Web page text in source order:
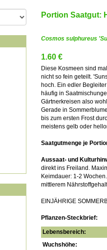
Portion Saatgut:
Cosmos sulphureus
1.60 €
Diese Kosmeen sind
nicht so fein geteilt.
hoch. Ein edler
häufig in
Gärtnerkreisen also
Gerade in
bis zum ersten Frost
meistens gelb oder
Saatgutmenge je
Aussaat- und
direkt ins Freiland.
Keimdauer: 1-2
mittlerem
EINJÄHRIGE
Pflanzen-Steckbrief:
Lebensbereich:
Wuchshöhe: